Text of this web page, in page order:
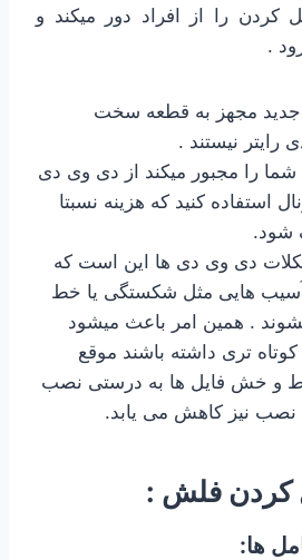
کردن را از افراد دور میکند و
.
جدید مجهز به قطعه سخت
رایتر نیستند .
استفاده از DvD شما را مجبور میکند از دی وی دی
استفاده کنید که هزینه نسبتا
شود.
دی وی دی ها این است که
آسیب هایی مثل شکستگی یا خط
. همین امر باعث میشود
تری داشته باشند موقع
و خش فایل ها به درستی نصب
نیز کاهش می یابد.
کردن فلش :